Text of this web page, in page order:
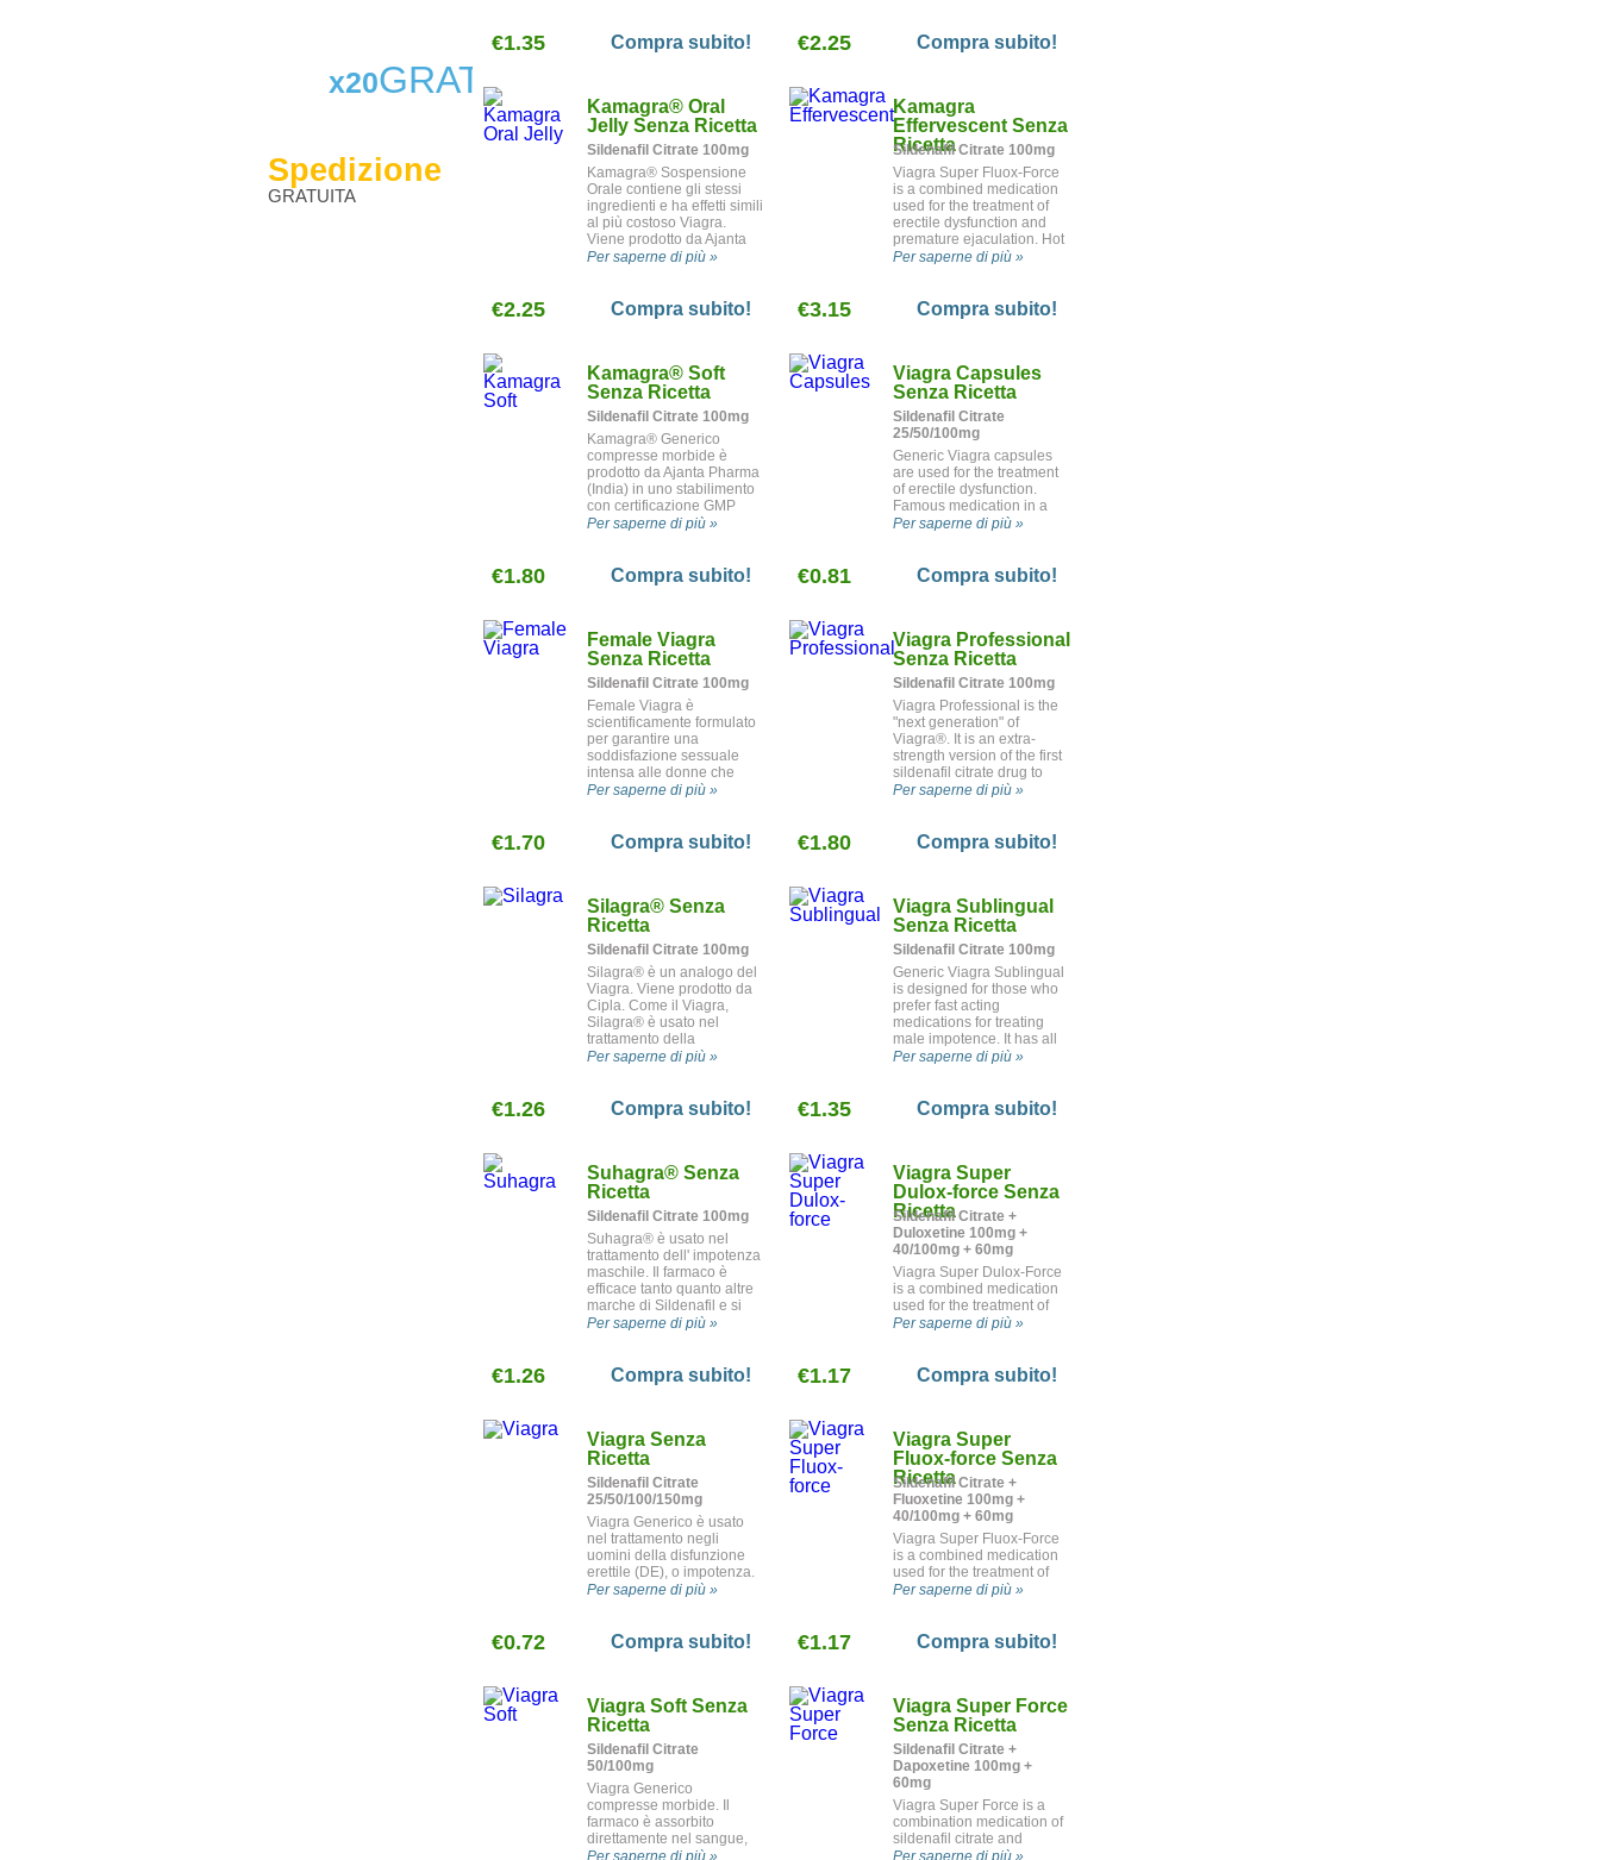
x20GRATIS
Spedizione
GRATUITA
€1.35 Compra subito!
Kamagra®Oral
Jelly Senza Ricetta
Sildenafil Citrate 100mg
Kamagra® Sospensione
Orale contiene gli stessi
ingredienti e ha effetti simili
al più costoso Viagra.
Viene prodotto da Ajanta
Pharma (India) in uno
approvato dall' agenzia per
gli alimenti e i medicinali
Sospensione Orale è usato
nel trattamento negli
erettile. Il farmaco è
disponibile in sette gusti
diversi: ananas, arancia,
fragola, vaniglia, banana,
ribes nero e caramello.
Per saperne di più »
€2.25 Compra subito!
Kamagra®Soft
Senza Ricetta
Sildenafil Citrate 100mg
Kamagra® Generico
compresse morbide è
prodotto da Ajanta Pharma
(India) in uno stabilimento
con certificazione GMP
approvato dall' agenzia per
versione a buon mercato
del più famoso Viagra® a
compresse con quattro
gusti diversi: fragola,
Le compresse non sono
ricoperte, favorendo così
una dissoluzione più
veloce. Gli effetti si notato
di solito dopo 15-20 minuti.
Per saperne di più »
€1.80 Compra subito!
Female Viagra
Senza Ricetta
Sildenafil Citrate 100mg
Female Viagra è
scientificamente formulato
per garantire una
soddisfazione sessuale
intensa alle donne che
cercano un piacere
(India). Female Viagra può
anche essere usato negli
dell'impotenza.
Per saperne di più »
€1.70 Compra subito!
Silagra®Senza
Ricetta
Sildenafil Citrate 100mg
Silagra® è un analogo del
Viagra. Viene prodotto da
Cipla. Come il Viagra,
Silagra® è usato nel
trattamento della
disfunzione erettile o
Per saperne di più »
€1.26 Compra subito!
Suhagra®Senza
Ricetta
Sildenafil Citrate 100mg
Suhagra® è usato nel
trattamento dell' impotenza
maschile. Il farmaco è
efficace tanto quanto altre
marche di Sildenafil e si
inserisce perfettamente
della disfunzione erettile. E'
un farmaco di marca
Per saperne di più »
€1.26 Compra subito!
Viagra Senza
Ricetta
Sildenafil Citrate
25/50/100/150mg
Viagra Generico è usato
nel trattamento negli
uomini della disfunzione
erettile (DE), o impotenza.
Per saperne di più »
€0.72 Compra subito!
Viagra Soft Senza
Ricetta
Sildenafil Citrate
50/100mg
Viagra Generico
compresse morbide. Il
farmaco è assorbito
direttamente nel sangue,
per cui agisce più
Per saperne di più »
and Strawberry.
€2.25 Compra subito!
Kamagra
Effervescent Senza
Ricetta
Sildenafil Citrate 100mg
Viagra Super Fluox-Force
is a combined medication
used for the treatment of
erectile dysfunction and
premature ejaculation. Hot
offer!
Per saperne di più »
€3.15 Compra subito!
Viagra Capsules
Senza Ricetta
Sildenafil Citrate
25/50/100mg
Generic Viagra capsules
are used for the treatment
of erectile dysfunction.
Famous medication in a
new form!
Per saperne di più »
€0.81 Compra subito!
Viagra Professional
Senza Ricetta
Sildenafil Citrate 100mg
Viagra Professional is the
"next generation" of
Viagra®. It is an extra-
strength version of the first
sildenafil citrate drug to
treat erectile dysfunction.
Per saperne di più »
€1.80 Compra subito!
Viagra Sublingual
Senza Ricetta
Sildenafil Citrate 100mg
Generic Viagra Sublingual
is designed for those who
prefer fast acting
medications for treating
male impotence. It has all
the advantages of regular
Per saperne di più »
€1.35 Compra subito!
Viagra Super
Dulox-force Senza
Ricetta
Sildenafil Citrate +
Duloxetine 100mg +
40/100mg + 60mg
Viagra Super Dulox-Force
is a combined medication
used for the treatment of
erectile dysfunction and
Per saperne di più »
€1.17 Compra subito!
Viagra Super
Fluox-force Senza
Ricetta
Sildenafil Citrate +
Fluoxetine 100mg +
40/100mg + 60mg
Viagra Super Fluox-Force
is a combined medication
used for the treatment of
erectile dysfunction and
Per saperne di più »
€1.17 Compra subito!
Viagra Super Force
Senza Ricetta
Sildenafil Citrate +
Dapoxetine 100mg +
60mg
Viagra Super Force is a
combination medication of
sildenafil citrate and
dapoxetine used for the
Per saperne di più »